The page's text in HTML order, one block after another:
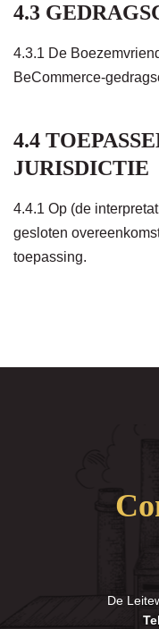
4.3
4.3.1 De
BeCommerce-
4.4
JURISDICTIE
4.4.1 Op (de
gesloten
toepassing.
De